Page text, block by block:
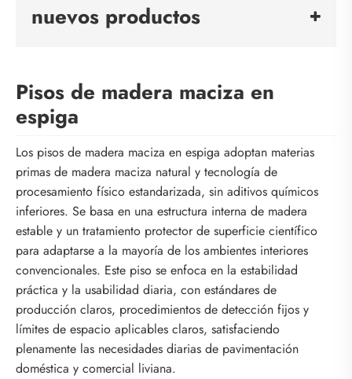
nuevos productos
Pisos de madera maciza en
espiga
Los pisos de madera maciza en espiga adoptan materias
primas de madera maciza natural y tecnología de
procesamiento físico estandarizada, sin aditivos químicos
inferiores. Se basa en una estructura interna de madera
estable y un tratamiento protector de superficie científico
para adaptarse a la mayoría de los ambientes interiores
convencionales. Este piso se enfoca en la estabilidad
práctica y la usabilidad diaria, con estándares de
producción claros, procedimientos de detección fijos y
límites de espacio aplicables claros, satisfaciendo
plenamente las necesidades diarias de pavimentación
doméstica y comercial liviana.